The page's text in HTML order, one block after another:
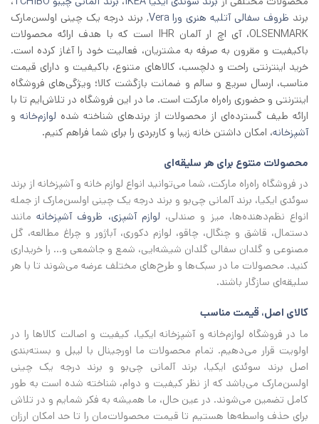
برند ظروف سفالی آتلیه هنری ورا Vera
, برند درجه یک چینی اولسن‌مارک
OLSENMARK، آی اچ‌ ار آلمان IHR است که با هدف ارائه محصولات
باکیفیت و مقرون به صرفه به مشتریان، فعالیت خود را آغاز کرده است.
خرید اینترنتی راحت و دلچسب، کالاهای متنوع، باکیفیت و دارای قیمت
مناسب، ارسال سریع و سالم و ضمانت بازگشت کالا؛ ویژگی‌های فروشگاه
اینترنتی و حضوری راه‌راه مارکت است. ما در این فروشگاه در تلاش‌ایم تا با
ارائه طیف گسترده‌ای از محصولات از برند‌های شناخته شده لوازم‌خانه و
آشپزخانه، امکان داشتن خانه زیبا و کاربردی را برای شما فراهم کنیم.
محصولات متنوع برای هر سلیقه‌ای
در فروشگاه راه‌راه مارکت، شما می‌توانید انواع لوازم خانه و آشپزخانه از برند
سوئدی ایکیا، برند آلمانی چی‌بو و برند درجه یک چینی اولسن‌مارک از جمله
انواع نظم‌دهنده‌ها، میز و صندلی، لوازم آشپزی، ظروف آشپزخانهمانند
دستمال، قاشق و چنگال، چاقو، لوازم دکوری، آباژور و چراغ مطالعه، گل
مصنوعی و گلدان سفالی گلدان شیشه‌ایی، شمع و جاشمعی و… را خریداری
کنید. محصولات ما در سبک‌ها و طرح‌های مختلف عرضه می‌شوند تا با هر
سلیقه‌ای سازگار باشند.
کالای اصل، قیمت مناسب
ما در فروشگاه لوازم‌خانه و آشپزخانه ایکیا، کیفیت و اصالت کالاها را در
اولویت قرار می‌دهیم. تمام محصولات ما اورجینال با لیبل و بسته‌بندی
اصل برند سوئدی ایکیا، برند آلمانی چی‌بو و برند درجه یک چینی
اولسن‌مارک می‌باشد که از نظر کیفیت و دوام، شناخته شده است به طور
کامل تضمین می‌شوند. در عین حال، ما همیشه به فکر شمایم و در تلاش
برای حذف واسطه‌ها هستیم تا قیمت محصولات‌مان را تا حد امکان ارزان